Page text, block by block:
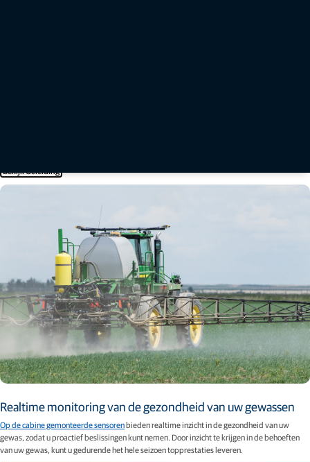
Bekijk Geleiding
Realtime monitoring van de gezondheid van uw gewassen
Op de cabine gemonteerde sensorenbieden realtime inzicht in de gezondheid van uw
gewas, zodat u proactief beslissingen kunt nemen. Door inzicht te krijgen in de behoeften
van uw gewas, kunt u gedurende het hele seizoen topprestaties leveren.